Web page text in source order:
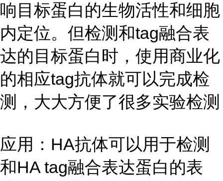
响目标蛋白的生物活性和细胞
内定位。但检测和tag融合表
达的目标蛋白时，使用商业化
的相应tag抗体就可以完成检
测，大大方便了很多实验检测
应用：HA抗体可以用于检测
和HA tag融合表达蛋白的表